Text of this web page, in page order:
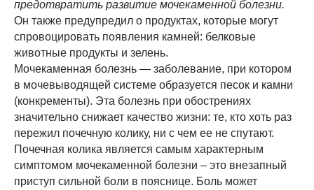
предотвратить развитие мочекаменной болезни.
Он также предупредил о продуктах, которые могут
спровоцировать появления камней: белковые
животные продукты и зелень.
Мочекаменная болезнь — заболевание, при котором
в мочевыводящей системе образуется песок и камни
(конкременты). Эта болезнь при обострениях
значительно снижает качество жизни: те, кто хоть раз
пережил почечную колику, ни с чем ее не спутают.
Почечная колика является самым характерным
симптомом мочекаменной болезни – это внезапный
приступ сильной боли в пояснице. Боль может